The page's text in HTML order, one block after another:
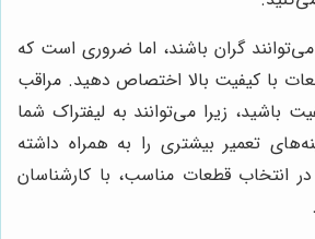
گران باشند، اما ضروری است که
با کیفیت بالا اختصاص دهید. مراقب
باشید، زیرا می‌توانند به لیفتراک شما
تعمیر بیشتری را به همراه داشته
در انتخاب قطعات مناسب، با کارشناسان